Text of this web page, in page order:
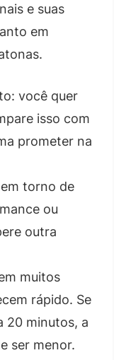
e suas
em
você quer
isso com
prometer na
torno de
ou
outra
muitos
rápido. Se
20 minutos, a
ser menor.